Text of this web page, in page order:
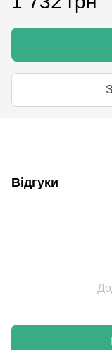
Відгуки